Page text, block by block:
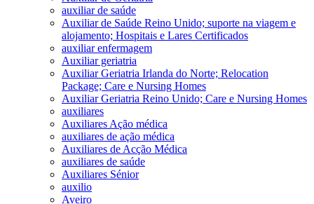
auxiliar de saúde
Auxiliar de Saúde Reino Unido; suporte na viagem e
alojamento; Hospitais e Lares Certificados
auxiliar enfermagem
Auxiliar geriatria
Auxiliar Geriatria Irlanda do Norte; Relocation
Package; Care e Nursing Homes
Auxiliar Geriatria Reino Unido; Care e Nursing Homes
auxiliares
Auxiliares Ação médica
auxiliares de ação médica
Auxiliares de Acção Médica
auxiliares de saúde
Auxiliares Sénior
auxilio
Aveiro